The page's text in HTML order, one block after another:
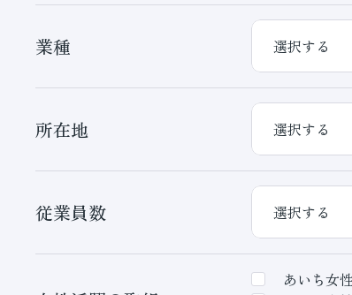
業種
所在地
従業員数
あいち女